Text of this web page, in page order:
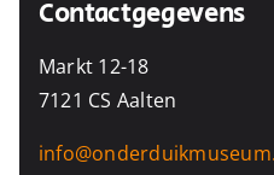
Contactgegevens
Markt 12-18
7121 CS Aalten